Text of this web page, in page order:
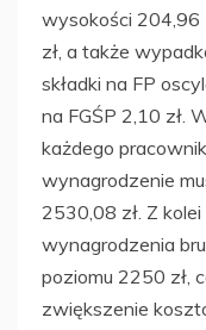
wysokości 204,96
zł, a także
składki na FP
na FGŚP 2,10 zł.
każdego
wynagrodzenie
2530,08 zł. Z
wynagrodzenia
poziomu 2250 zł,
zwiększenie